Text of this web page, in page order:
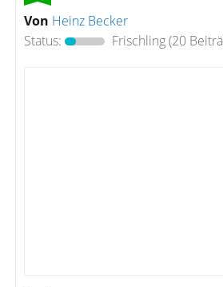
Von Heinz Becker
Status:
Frischling(20